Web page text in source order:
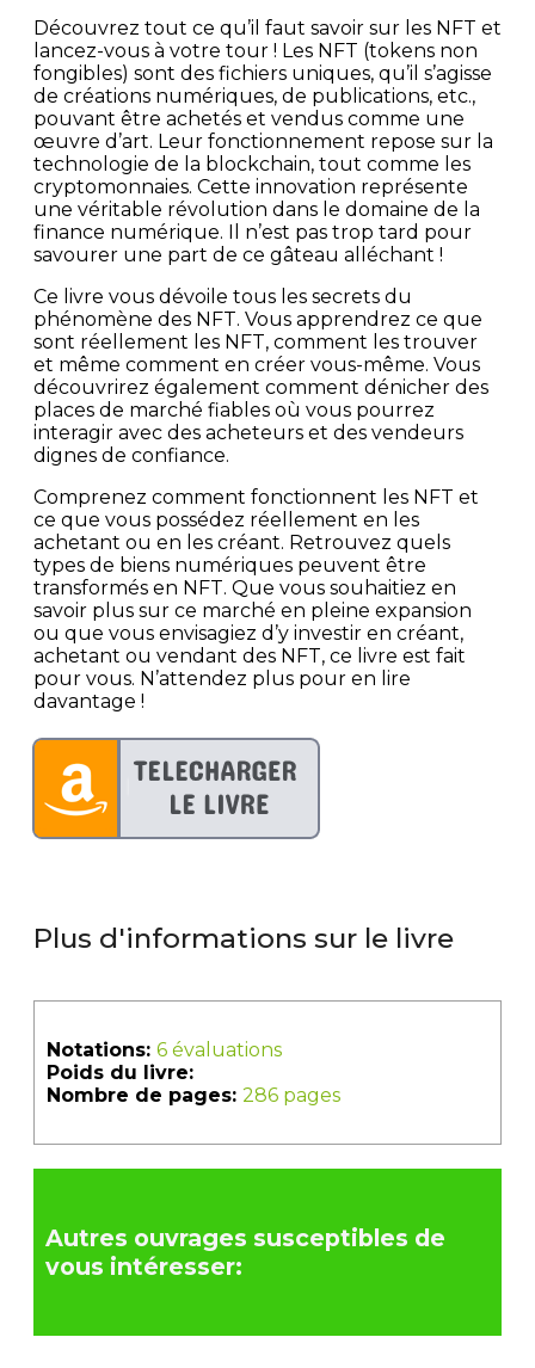
Découvrez tout ce qu’il faut savoir sur les NFT et
lancez-vous à votre tour ! Les NFT (tokens non
fongibles) sont des fichiers uniques, qu’il s’agisse
de créations numériques, de publications, etc.,
pouvant être achetés et vendus comme une
œuvre d’art. Leur fonctionnement repose sur la
technologie de la blockchain, tout comme les
cryptomonnaies. Cette innovation représente
une véritable révolution dans le domaine de la
finance numérique. Il n’est pas trop tard pour
savourer une part de ce gâteau alléchant !
Ce livre vous dévoile tous les secrets du
phénomène des NFT. Vous apprendrez ce que
sont réellement les NFT, comment les trouver
et même comment en créer vous-même. Vous
découvrirez également comment dénicher des
places de marché fiables où vous pourrez
interagir avec des acheteurs et des vendeurs
dignes de confiance.
Comprenez comment fonctionnent les NFT et
ce que vous possédez réellement en les
achetant ou en les créant. Retrouvez quels
types de biens numériques peuvent être
transformés en NFT. Que vous souhaitiez en
savoir plus sur ce marché en pleine expansion
ou que vous envisagiez d’y investir en créant,
achetant ou vendant des NFT, ce livre est fait
pour vous. N’attendez plus pour en lire
davantage !
Plus d'informations sur le livre
Notations: 6 évaluations
Poids du livre:
Nombre de pages: 286 pages
Autres ouvrages susceptibles de
vous intéresser: